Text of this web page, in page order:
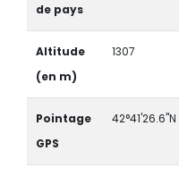
de pays
Altitude
(en m)
1307
Pointage
GPS